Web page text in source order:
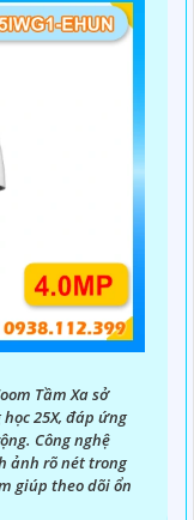
Tầm Xa sở
25X, đáp ứng
Công nghệ
ảnh rõ nét trong
giúp theo dõi ổn